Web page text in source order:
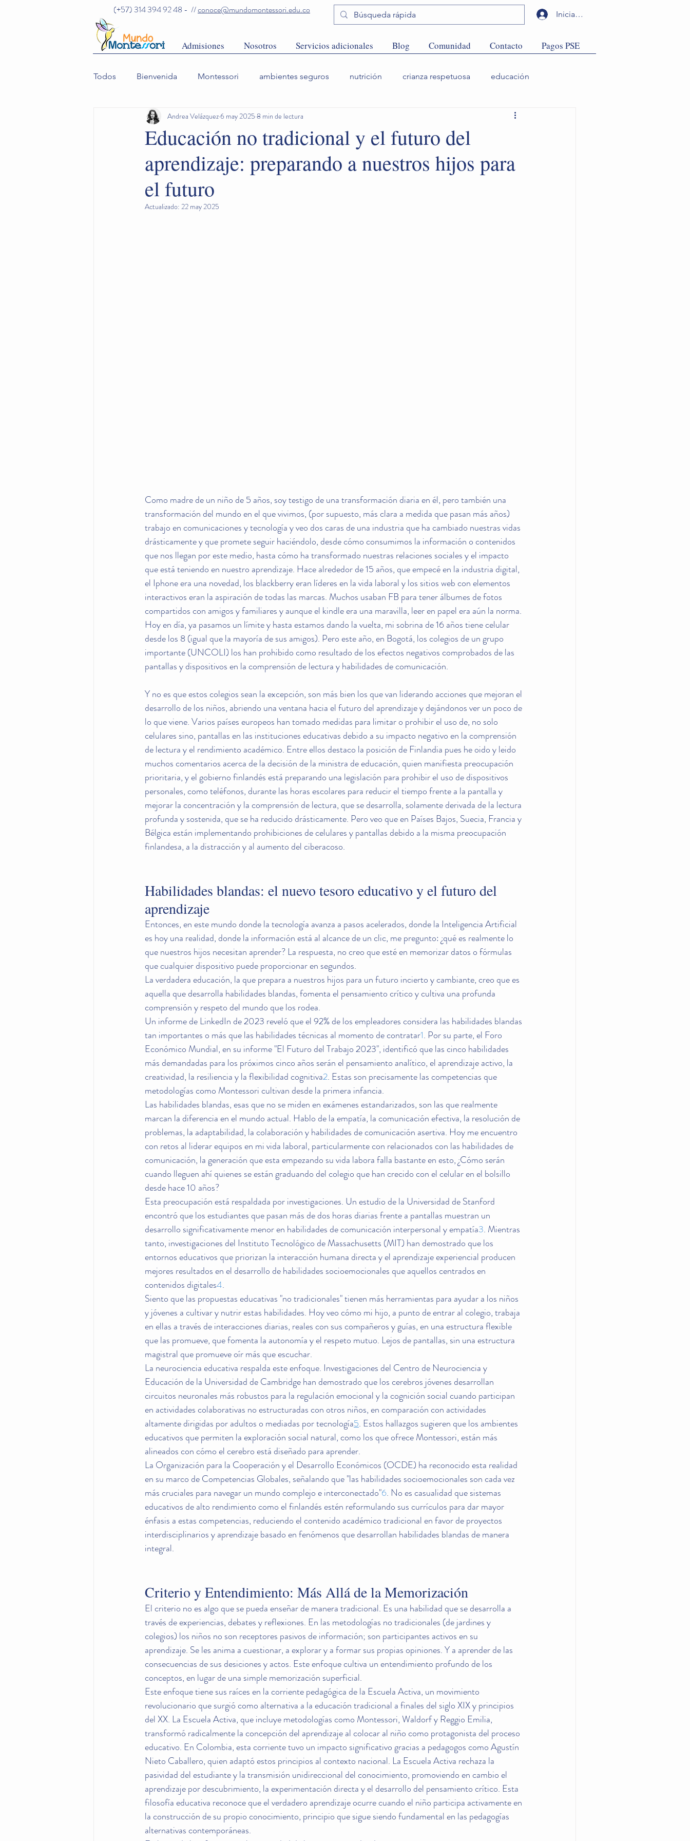
(+57) 314 394 92 48 - //conoce@mundomontessori.edu.co
Admisiones Nosotros Servicios adicionales Blog Comunidad Contacto Pagos PSE
Iniciar sesión
Todos Bienvenida Montessori ambientes seguros nutrición crianza respetuosa educación
Comunidad
Educación no tradicional y el futuro del
aprendizaje: preparando a nuestros hijos para
el futuro
Andrea Velázquez6 may 2025 8 min de lectura
Actualizado: 22 may 2025
Como madre de un niño de 5 años, soy testigo de una transformación diaria en él, pero también una
transformación del mundo en el que vivimos, (por supuesto, más clara a medida que pasan más años)
trabajo en comunicaciones y tecnología y veo dos caras de una industria que ha cambiado nuestras vidas
drásticamente y que promete seguir haciéndolo, desde cómo consumimos la información o contenidos
que nos llegan por este medio, hasta cómo ha transformado nuestras relaciones sociales y el impacto
que está teniendo en nuestro aprendizaje. Hace alrededor de 15 años, que empecé en la industria digital,
el Iphone era una novedad, los blackberry eran líderes en la vida laboral y los sitios web con elementos
interactivos eran la aspiración de todas las marcas. Muchos usaban FB para tener álbumes de fotos
compartidos con amigos y familiares y aunque el kindle era una maravilla, leer en papel era aún la norma.
Hoy en día, ya pasamos un límite y hasta estamos dando la vuelta, mi sobrina de 16 años tiene celular
desde los 8 (igual que la mayoría de sus amigos). Pero este año, en Bogotá, los colegios de un grupo
importante (UNCOLI) los han prohibido como resultado de los efectos negativos comprobados de las
pantallas y dispositivos en la comprensión de lectura y habilidades de comunicación.
Y no es que estos colegios sean la excepción, son más bien los que van liderando acciones que mejoran el
desarrollo de los niños, abriendo una ventana hacia el futuro del aprendizaje y dejándonos ver un poco de
lo que viene. Varios países europeos han tomado medidas para limitar o prohibir el uso de, no solo
celulares sino, pantallas en las instituciones educativas debido a su impacto negativo en la comprensión
de lectura y el rendimiento académico. Entre ellos destaco la posición de Finlandia pues he oido y leido
muchos comentarios acerca de la decisión de la ministra de educación, quien manifiesta preocupación
prioritaria, y el gobierno finlandés está preparando una legislación para prohibir el uso de dispositivos
personales, como teléfonos, durante las horas escolares para reducir el tiempo frente a la pantalla y
mejorar la concentración y la comprensión de lectura, que se desarrolla, solamente derivada de la lectura
profunda y sostenida, que se ha reducido drásticamente. Pero veo que en Países Bajos, Suecia, Francia y
Bélgica están implementando prohibiciones de celulares y pantallas debido a la misma preocupación
finlandesa, a la distracción y al aumento del ciberacoso.
Habilidades blandas: el nuevo tesoro educativo y el futuro del
aprendizaje
Entonces, en este mundo donde la tecnología avanza a pasos acelerados, donde la Inteligencia Artificial
es hoy una realidad, donde la información está al alcance de un clic, me pregunto: ¿qué es realmente lo
que nuestros hijos necesitan aprender? La respuesta, no creo que esté en memorizar datos o fórmulas
que cualquier dispositivo puede proporcionar en segundos.
La verdadera educación, la que prepara a nuestros hijos para un futuro incierto y cambiante, creo que es
aquella que desarrolla habilidades blandas, fomenta el pensamiento crítico y cultiva una profunda
comprensión y respeto del mundo que los rodea.
Un informe de LinkedIn de 2023 reveló que el 92% de los empleadores considera las habilidades blandas
tan importantes o más que las habilidades técnicas al momento de contratar1. Por su parte, el Foro
Económico Mundial, en su informe "El Futuro del Trabajo 2023", identificó que las cinco habilidades
más demandadas para los próximos cinco años serán el pensamiento analítico, el aprendizaje activo, la
creatividad, la resiliencia y la flexibilidad cognitiva2. Estas son precisamente las competencias que
metodologías como Montessori cultivan desde la primera infancia.
Las habilidades blandas, esas que no se miden en exámenes estandarizados, son las que realmente
marcan la diferencia en el mundo actual. Hablo de la empatía, la comunicación efectiva, la resolución de
problemas, la adaptabilidad, la colaboración y habilidades de comunicación asertiva. Hoy me encuentro
con retos al liderar equipos en mi vida laboral, particularmente con relacionados con las habilidades de
comunicación, la generación que esta empezando su vida labora falla bastante en esto, ¿Cómo serán
cuando lleguen ahí quienes se están graduando del colegio que han crecido con el celular en el bolsillo
desde hace 10 años?
Esta preocupación está respaldada por investigaciones. Un estudio de la Universidad de Stanford
encontró que los estudiantes que pasan más de dos horas diarias frente a pantallas muestran un
desarrollo significativamente menor en habilidades de comunicación interpersonal y empatía3. Mientras
tanto, investigaciones del Instituto Tecnológico de Massachusetts (MIT) han demostrado que los
entornos educativos que priorizan la interacción humana directa y el aprendizaje experiencial producen
mejores resultados en el desarrollo de habilidades socioemocionales que aquellos centrados en
contenidos digitales4.
Siento que las propuestas educativas "no tradicionales" tienen más herramientas para ayudar a los niños
y jóvenes a cultivar y nutrir estas habilidades. Hoy veo cómo mi hijo, a punto de entrar al colegio, trabaja
en ellas a través de interacciones diarias, reales con sus compañeros y guías, en una estructura flexible
que las promueve, que fomenta la autonomía y el respeto mutuo. Lejos de pantallas, sin una estructura
magistral que promueve oír más que escuchar.
La neurociencia educativa respalda este enfoque. Investigaciones del Centro de Neurociencia y
Educación de la Universidad de Cambridge han demostrado que los cerebros jóvenes desarrollan
circuitos neuronales más robustos para la regulación emocional y la cognición social cuando participan
en actividades colaborativas no estructuradas con otros niños, en comparación con actividades
altamente dirigidas por adultos o mediadas por tecnología5. Estos hallazgos sugieren que los ambientes
educativos que permiten la exploración social natural, como los que ofrece Montessori, están más
alineados con cómo el cerebro está diseñado para aprender.
La Organización para la Cooperación y el Desarrollo Económicos (OCDE) ha reconocido esta realidad
en su marco de Competencias Globales, señalando que "las habilidades socioemocionales son cada vez
más cruciales para navegar un mundo complejo e interconectado"6. No es casualidad que sistemas
educativos de alto rendimiento como el finlandés estén reformulando sus currículos para dar mayor
énfasis a estas competencias, reduciendo el contenido académico tradicional en favor de proyectos
interdisciplinarios y aprendizaje basado en fenómenos que desarrollan habilidades blandas de manera
integral.
Criterio y Entendimiento: Más Allá de la Memorización
El criterio no es algo que se pueda enseñar de manera tradicional. Es una habilidad que se desarrolla a
través de experiencias, debates y reflexiones. En las metodologías no tradicionales (de jardines y
colegios) los niños no son receptores pasivos de información; son participantes activos en su
aprendizaje. Se les anima a cuestionar, a explorar y a formar sus propias opiniones. Y a aprender de las
consecuencias de sus desiciones y actos. Este enfoque cultiva un entendimiento profundo de los
conceptos, en lugar de una simple memorización superficial.
Este enfoque tiene sus raíces en la corriente pedagógica de la Escuela Activa, un movimiento
revolucionario que surgió como alternativa a la educación tradicional a finales del siglo XIX y principios
del XX. La Escuela Activa, que incluye metodologías como Montessori, Waldorf y Reggio Emilia,
transformó radicalmente la concepción del aprendizaje al colocar al niño como protagonista del proceso
educativo. En Colombia, esta corriente tuvo un impacto significativo gracias a pedagogos como Agustín
Nieto Caballero, quien adaptó estos principios al contexto nacional. La Escuela Activa rechaza la
pasividad del estudiante y la transmisión unidireccional del conocimiento, promoviendo en cambio el
aprendizaje por descubrimiento, la experimentación directa y el desarrollo del pensamiento crítico. Esta
filosofía educativa reconoce que el verdadero aprendizaje ocurre cuando el niño participa activamente en
la construcción de su propio conocimiento, principio que sigue siendo fundamental en las pedagogías
alternativas contemporáneas.